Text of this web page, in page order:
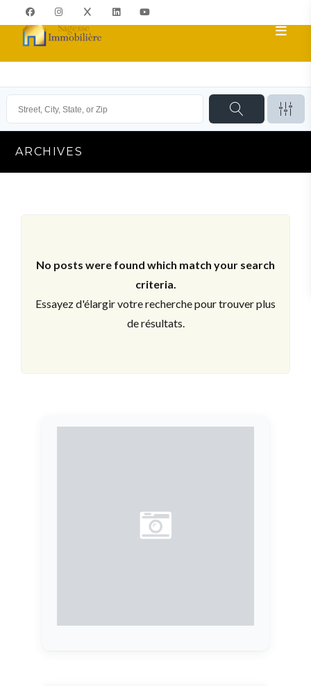
ARCHIVES
No posts were found which match your search
criteria.
Essayez d'élargir votre recherche pour trouver plus
de résultats.